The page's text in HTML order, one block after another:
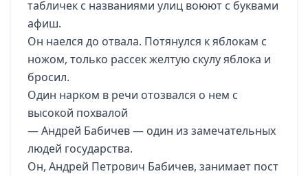
табличек с названиями улиц воюют с буквами
афиш.
Он наелся до отвала. Потянулся к яблокам с
ножом, только рассек желтую скулу яблока и
бросил.
Один нарком в речи отозвался о нем с
высокой похвалой
— Андрей Бабичев — один из замечательных
людей государства.
Он, Андрей Петрович Бабичев, занимает пост